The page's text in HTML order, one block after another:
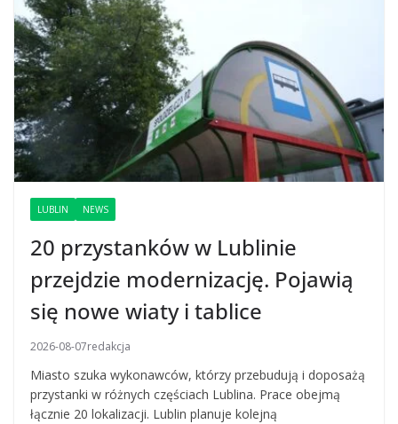
LUBLIN NEWS
20 przystanków w Lublinie
przejdzie modernizację. Pojawią
się nowe wiaty i tablice
2026-08-07redakcja
Miasto szuka wykonawców, którzy przebudują i doposażą
przystanki w różnych częściach Lublina. Prace obejmą
łącznie 20 lokalizacji. Lublin planuje kolejną